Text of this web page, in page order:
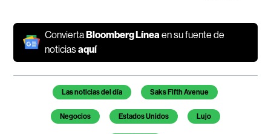
ConviertaBloomberg Línea en su fuente de
noticiasaquí
Temas de este artículo
Las noticias del día Saks Fifth Avenue
Negocios Estados Unidos Lujo